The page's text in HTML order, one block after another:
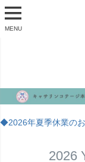
MENU
◆2026年夏季休業の
2026